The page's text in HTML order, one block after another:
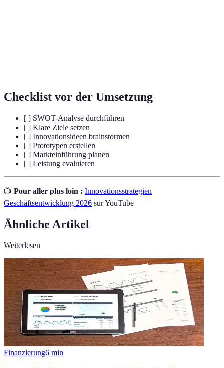
Checklist vor der Umsetzung
[ ] SWOT-Analyse durchführen
[ ] Klare Ziele setzen
[ ] Innovationsideen brainstormen
[ ] Prototypen erstellen
[ ] Markteinführung planen
[ ] Leistung evaluieren
📺 Pour aller plus loin : Innovationsstrategien
Geschäftsentwicklung 2026 sur YouTube
Ähnliche Artikel
Weiterlesen
Finanzierung6 min